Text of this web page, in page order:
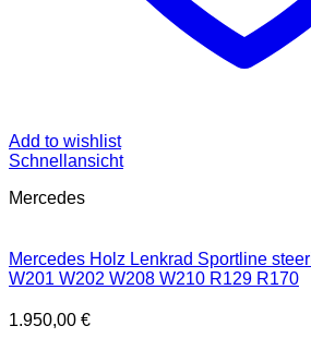
Add to wishlist
Schnellansicht
Mercedes
Mercedes Holz Lenkrad Sportline
W201 W202 W208 W210 R129 R170
1.950,00 €